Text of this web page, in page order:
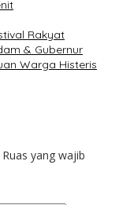
Rakyat
& Gubernur
Warga Histeris
Ruas yang wajib